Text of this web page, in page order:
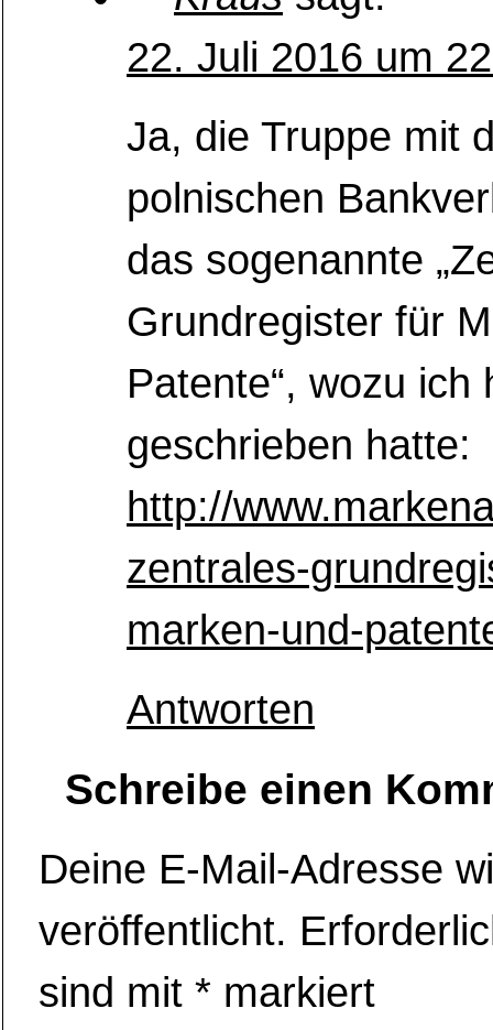
22. Juli 2016 um
Ja, die Truppe mit
polnischen
das sogenannte
Grundregister für
Patente“, wozu ich
geschrieben hatte:
http://
zentrales-
marken-und-
Antworten
Schreibe einen
Deine E-Mail-Adresse
veröffentlicht.
sind mit * markiert